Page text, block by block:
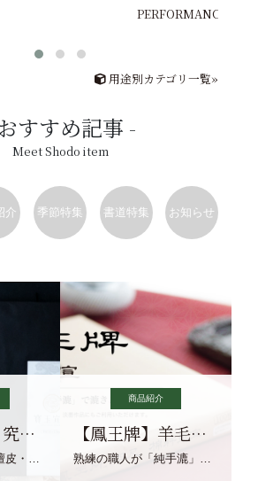
PERFORMANCE
用途別カテゴリ一覧»
すすめ記事
Meet Shodo item
介 季節特集 書道特集 お知らせ
【寶玉宣紙】究極の純粋な宣紙を目指す寶玉宣紙
安徽省涇県産の青檀皮・砂田稲藁・清らかな渓流水、熟練手漉き職人の卓越した手漉技術による最高級の純宣紙です。
商品紹介
【鳳王牌】羊毛筆×濃墨での揮毫に最適な宣紙系画仙紙
熟練の職人が「純手漉」で漉きあげる書画紙。宣紙を好まれるお客様向けの棉料単宣に漉きあげました。